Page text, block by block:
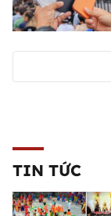
TIN TỨC